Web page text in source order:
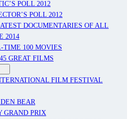
POLL 2012
POLL 2012
DOCUMENTARIES OF ALL
2014
100 MOVIES
GREAT FILMS
FILM FESTIVAL
BEAR
GRAND PRIX